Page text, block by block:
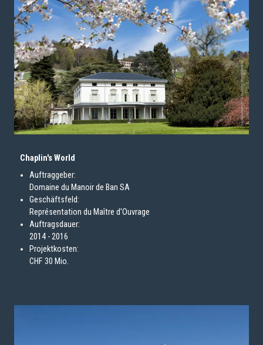
Chaplin's World
Auftraggeber:
Domaine du Manoir de Ban SA
Geschäftsfeld:
Représentation du Maître d'Ouvrage
Auftragsdauer:
2014 - 2016
Projektkosten:
CHF 30 Mio.